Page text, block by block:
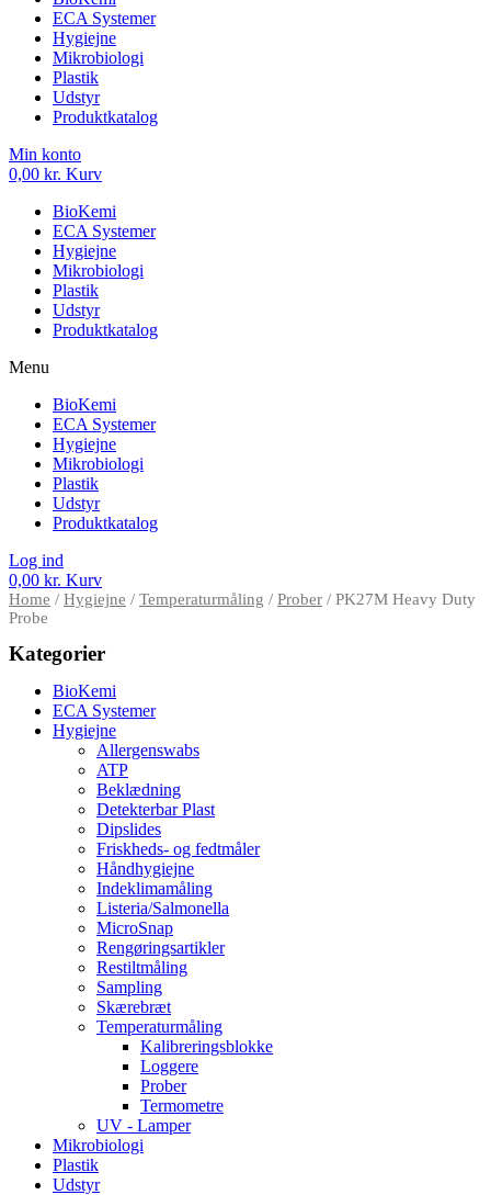
ECA Systemer
Hygiejne
Mikrobiologi
Plastik
Udstyr
Produktkatalog
Min konto
0,00 kr. Kurv
BioKemi
ECA Systemer
Hygiejne
Mikrobiologi
Plastik
Udstyr
Produktkatalog
Menu
BioKemi
ECA Systemer
Hygiejne
Mikrobiologi
Plastik
Udstyr
Produktkatalog
Log ind
0,00 kr. Kurv
Home / Hygiejne / Temperaturmåling / Prober / PK27M Heavy Duty
Probe
Kategorier
BioKemi
ECA Systemer
Hygiejne
Allergenswabs
ATP
Beklædning
Detekterbar Plast
Dipslides
Friskheds- og fedtmåler
Håndhygiejne
Indeklimamåling
Listeria/Salmonella
MicroSnap
Rengøringsartikler
Restiltmåling
Sampling
Skærebræt
Temperaturmåling
Kalibreringsblokke
Loggere
Prober
Termometre
UV - Lamper
Mikrobiologi
Plastik
Udstyr